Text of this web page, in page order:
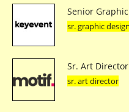
Senior
sr. graphic
Sr. Art Director
sr. art director